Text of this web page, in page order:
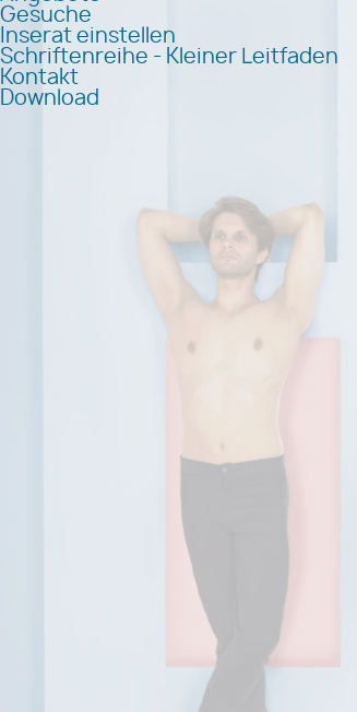
Gesuche
Inserat einstellen
Schriftenreihe - Kleiner Leitfaden
Kontakt
Download